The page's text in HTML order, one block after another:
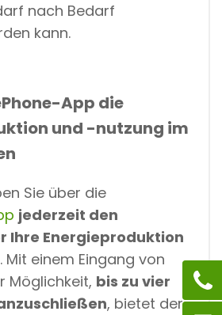
nach Bedarf
kann.
App die
und -nutzung im
Sie über die
jederzeit den
Ihre Energieproduktion
. Mit einem Eingang von
Möglichkeit, bis zu vier
, bietet der